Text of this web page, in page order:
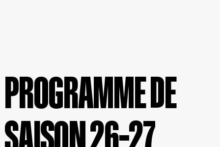
PROGRAMME DE